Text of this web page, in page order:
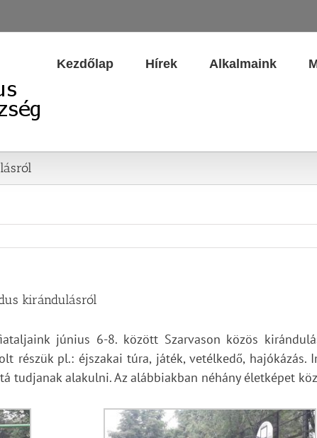
Kezdőlap Hírek Alkalmaink
kirándulásról
június 6-8. között Szarvason közös
részük pl.: éjszakai túra, játék, vetélkedő, hajókázás.
tudjanak alakulni. Az alábbiakban néhány életképet